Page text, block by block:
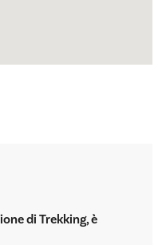
di Trekking, è